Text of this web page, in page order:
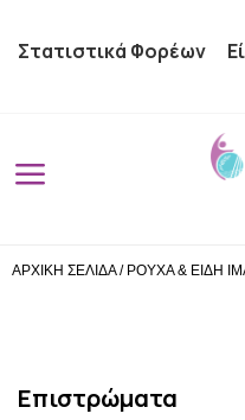
Στατιστικά Φορέων
a
ΑΡΧΙΚΗ ΣΕΛΙΔΑ/ ΡΟΥΧΑ & ΕΙΔΗ
Επιστρώματα